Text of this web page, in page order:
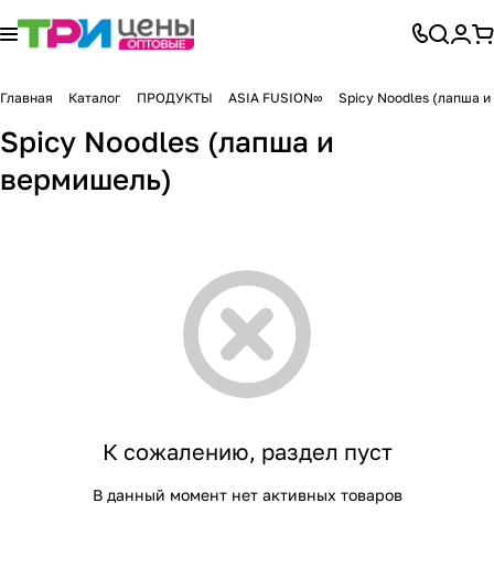
Главная Каталог ПРОДУКТЫ ASIA FUSION∞ Spicy Noodles (лапша
Spicy Noodles (лапша и
вермишель)
К сожалению, раздел пуст
В данный момент нет активных товаров